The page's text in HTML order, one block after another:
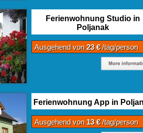
Ferienwohnung Studio in
Poljanak
Ausgehend von23 €/tag/person
Ferienwohnung App in
Ausgehend von 13 €/tag/person